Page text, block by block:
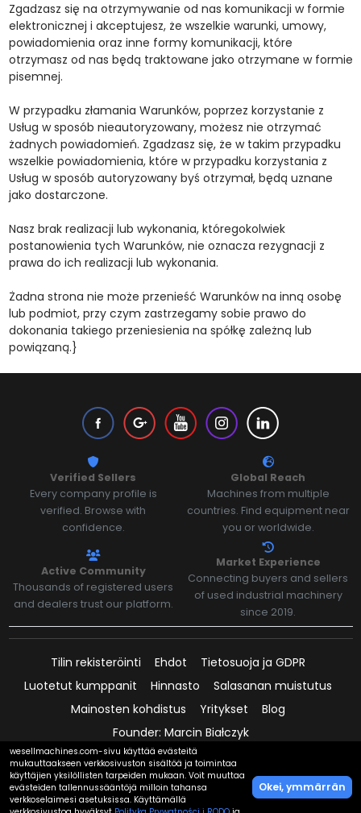
Zgadzasz się na otrzymywanie od nas komunikacji w formie
elektronicznej i akceptujesz, że wszelkie warunki, umowy,
powiadomienia oraz inne formy komunikacji, które
otrzymasz od nas będą traktowane jako otrzymane w formie
pisemnej.
W przypadku złamania Warunków, poprzez korzystanie z
Usług w sposób nieautoryzowany, możesz nie otrzymać
żadnych powiadomień. Zgadzasz się, że w takim przypadku
wszelkie powiadomienia, które w przypadku korzystania z
Usług w sposób autoryzowany byś otrzymał, będą uznane
jako dostarczone.
Nasz brak realizacji lub wykonania, któregokolwiek
postanowienia tych Warunków, nie oznacza rezygnacji z
prawa do ich realizacji lub wykonania.
Żadna strona nie może przenieść Warunków na inną osobę
lub podmiot, przy czym zastrzegamy sobie prawo do
dokonania takiego przeniesienia na spółkę zależną lub
powiązaną.}
Verified Sellers
Every company profile is
verified. Browse with
confidence.
Global Reach
Machines from multiple
countries. Find equipment near
you or worldwide.
Active Community
Thousands of registered users
and dealers trust our platform.
Market Experience
Connecting buyers and sellers
of used industrial machinery
since 2019.
Tilin rekisteröinti Ehdot
Tietosuoja ja GDPR
Luotetut kumppanit
Hinnasto
Salasanan muistutus
Mainosten kohdistus
Yritykset
Blog
Founder: Marcin Białczyk
Maksut palvelussa:
wesellmachines.com-sivu käyttää evästeitä
mukauttaakseen verkkosivuston sisältöä ja toimintaa
käyttäjien yksilöllisten tarpeiden mukaan. Voit muuttaa
evästeiden tallennussääntöjä milloin tahansa
verkkoselaimesi asetuksissa. Käyttämällä
Okei, ymmärrän